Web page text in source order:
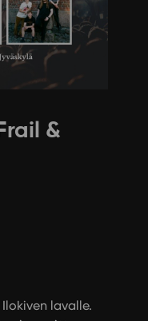
&
lavalle.